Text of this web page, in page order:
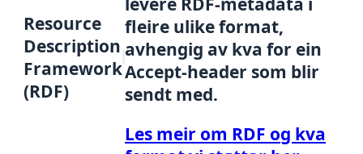
Resource
Description
Framework
(RDF)
fleire ulike format,
avhengig av kva for ein
Accept-header som blir
sendt med.
Les meir om RDF og kva